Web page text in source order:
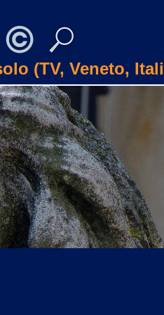
(TV, Veneto,